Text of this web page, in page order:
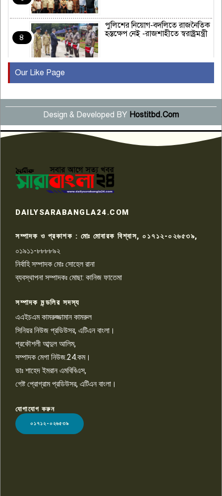
৪
পুলিশের নিয়োগ-বদলিতে রাজনৈতিক
হস্তক্ষেপ নেই -রাজশাহীতে স্বরাষ্ট্রমন্ত্রী
৫
বছর পূর্তি উদযাপন
৬
সংবাদ সম্মেলনে অভিযোগ অস্বীকার
উদ্দেশ্য প্রণোদিত সংবাদ প্রকাশের
প্রতিবাদ নাজির হাসানের
৭
কেটে ঘরে ঢুকে স্কুল শিক্ষিকাকে হত্যা
টয়লেটের ট্যাংকি থেকে লাশ উদ্ধার
রাজশাহীতে সন্ত্রাসী হামলায় গুরুতর
৯
চাঁদাবাজি ও হয়রানির অভিযোগ
১০
Our Like Page
Design & Developed BY Hostitbd.Com
LOGO
DAILYSARABANGLA24.COM
সম্পাদক ও প্রকাশক : মোঃ মোবারক বিশ্বাস, ০১৭১২-০২৬৫৩৯,
০১৯১১-৮৮৮৮৯২
নির্বাহি সম্পাদক মোঃ সোহেল রানা
ব্যবস্থাপনা সম্পাদকঃ মোছা: কানিজ ফাতেমা
সম্পাদক মন্ডলির সদস্য
এএইচএম কামরুজ্জামান কামরুল
সিনিয়র নিউজ প্রডিউসর, এটিএন বাংলা।
প্রকৌশলী আব্দুল আলিম,
সম্পাদক মেগা নিউজ.24.কম।
ডাঃ শাহেদ ইমরান এমবিবিএস,
গেষ্ট প্রোগ্রাম প্রডিউসর, এটিএন বাংলা।
যোগাযোগ করুন
০১৭১২-০২৬৫৩৯